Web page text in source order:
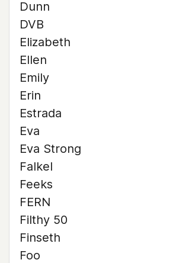
Dunn
DVB
Elizabeth
Ellen
Emily
Erin
Estrada
Eva
Eva Strong
Falkel
Feeks
FERN
Filthy 50
Finseth
Foo